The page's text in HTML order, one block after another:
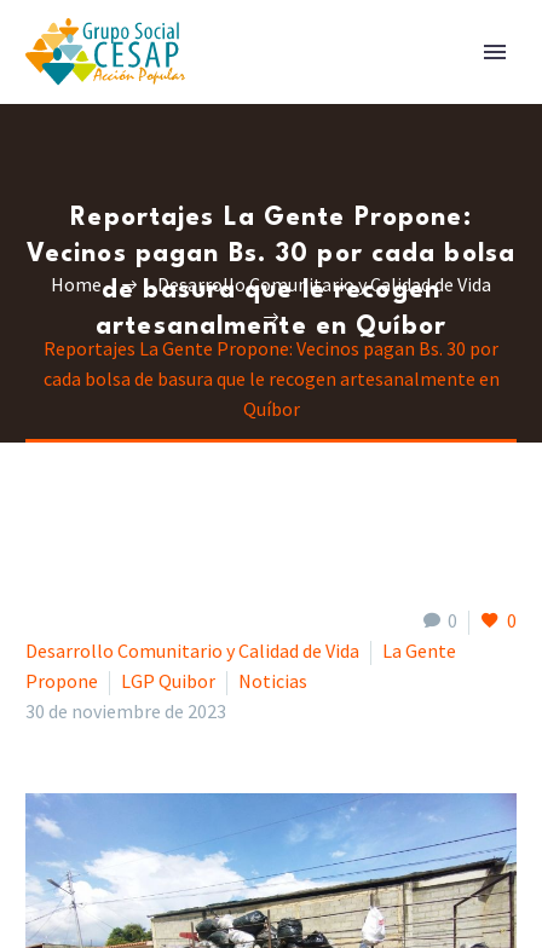
Reportajes La Gente Propone:
Vecinos pagan Bs. 30 por cada bolsa
de basura que le recogen
artesanalmente en Quíbor
Home Desarrollo Comunitario y Calidad de Vida
Reportajes La Gente Propone: Vecinos pagan Bs. 30 por
cada bolsa de basura que le recogen artesanalmente en
Quíbor
0
0
Desarrollo Comunitario y Calidad de Vida
La Gente
Propone
LGP Quibor
Noticias
30 de noviembre de 2023